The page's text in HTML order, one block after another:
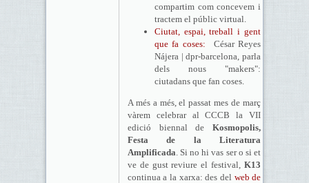
compartim com concevem i
tractem el públic virtual.
Ciutat, espai, treball i gent
que fa coses: César Reyes
Nájera | dpr-barcelona, parla
dels nous "makers":
ciutadans que fan coses.
A més a més, el passat mes de març
vàrem celebrar al CCCB la VII
edició biennal deKosmopolis,
Festa de la Literatura
Amplificada. Si no hi vas ser o si et
ve de gust reviure el festival,K13
continua a la xarxa: des del web de